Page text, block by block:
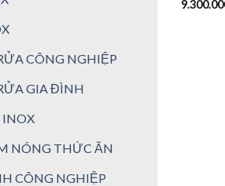
CÔNG NGHIỆP
GIA ĐÌNH
INOX
NÓNG THỨC ĂN
CÔNG NGHIỆP